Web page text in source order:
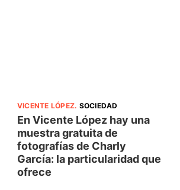
VICENTE LÓPEZ. SOCIEDAD
En Vicente López hay una
muestra gratuita de
fotografías de Charly
García: la particularidad que
ofrece